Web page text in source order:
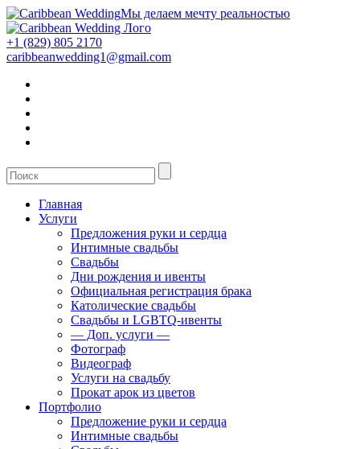
Мы делаем мечту реальностью
+1 (829) 805 2170
caribbeanwedding1@gmail.com
Главная
Услуги
Предложения руки и сердца
Интимные свадьбы
Свадьбы
Дни рождения и ивенты
Официальная регистрация брака
Католические свадьбы
Свадьбы и LGBTQ-ивенты
— Доп. услуги —
Фотограф
Видеограф
Услуги на свадьбу
Прокат арок из цветов
Портфолио
Предложение руки и сердца
Интимные свадьбы